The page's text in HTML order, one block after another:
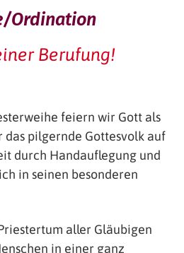
Ordination
Berufung!
feiern wir Gott als
das pilgernde Gottesvolk auf
durch Handauflegung und
in seinen besonderen
aller Gläubigen
in einer ganz